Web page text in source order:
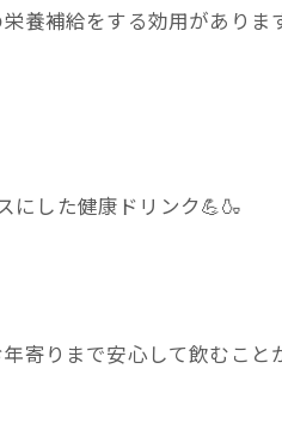
養補給をする効用があります
にした健康ドリンク💪🍶
寄りまで安心して飲むこと